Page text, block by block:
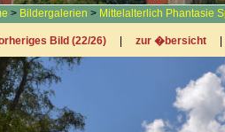
> Bildergalerien > Mittelalterlich Phantasie
Bild (22/26) zur �bersicht